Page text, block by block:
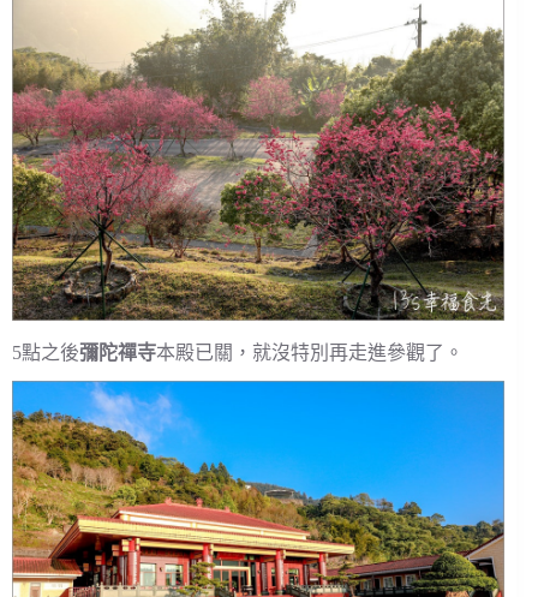
5點之後彌陀禪寺本殿已關，就沒特別再走進參觀了。